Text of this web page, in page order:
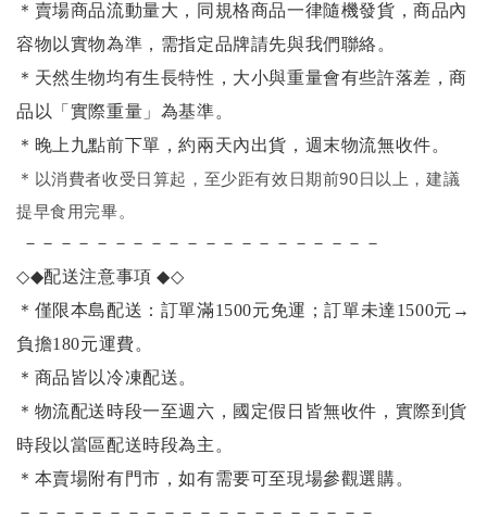
＊賣場商品流動量大，同規格商品一律隨機發貨，商品內
容物以實物為準，需指定品牌請先與我們聯絡。
＊天然生物均有生長特性，大小與重量會有些許落差，商
品以「實際重量」為基準。
＊晚上九點前下單，約兩天內出貨，週末物流無收件。
＊ 以消費者收受日算起，至少距有效日期前90日以上，建議
提早食用完畢。
－－－－－－－－－－－－－－－－－－－－
◇◆配送注意事項◆◇
＊僅限本島配送：訂單滿1500元免運；訂單未達1500元 →
負擔180元運費。
＊商品皆以冷凍配送。
＊物流配送時段一至週六，國定假日皆無收件，實際到貨
時段以當區配送時段為主。
＊本賣場附有門市，如有需要可至現場參觀選購。
－－－－－－－－－－－－－－－－－－－－